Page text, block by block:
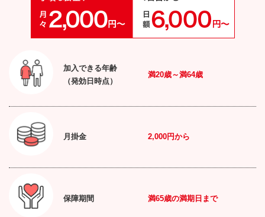
加入できる年齢
（発効日時点）
満20歳～満64歳
月掛金 2,000円から
保障期間 満65歳の満期日まで